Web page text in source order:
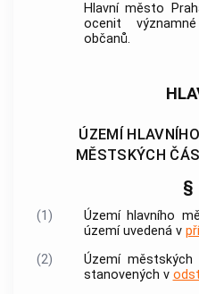
Hlavní město
ocenit
občanů.
ÚZEMÍ
MĚSTSKÝCH
§
(1) Území hlavního
územíuvedená v
(2)
Území
stanovených v